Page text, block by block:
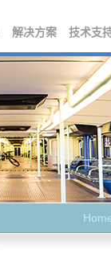
解决方案 技术支